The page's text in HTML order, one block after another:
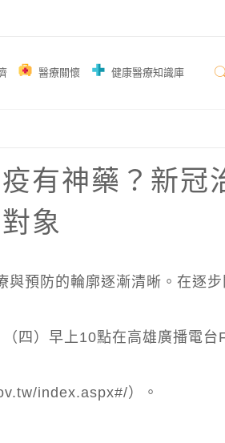
醫療關懷 健康醫療知識庫
有神藥？新冠
象
預防的輪廓逐漸清晰。在逐
四）早上10點在高雄廣播電台
index.aspx#/）。